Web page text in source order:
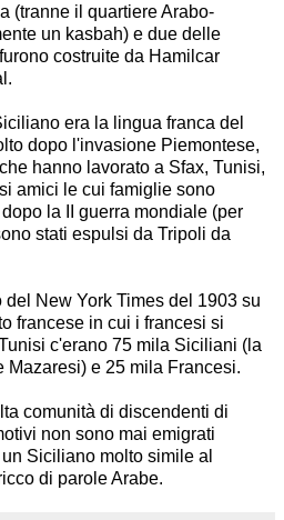
(tranne il quartiere Arabo-
un kasbah) e due delle
costruite da Hamilcar
era la lingua franca del
dopo l'invasione Piemontese,
hanno lavorato a Sfax, Tunisi,
amici le cui famiglie sono
la II guerra mondiale (per
stati espulsi da Tripoli da
del New York Times del 1903 su
francese in cui i francesi si
c'erano 75 mila Siciliani (la
Mazaresi) e 25 mila Francesi.
comunità di discendenti di
non sono mai emigrati
Siciliano molto simile al
di parole Arabe.